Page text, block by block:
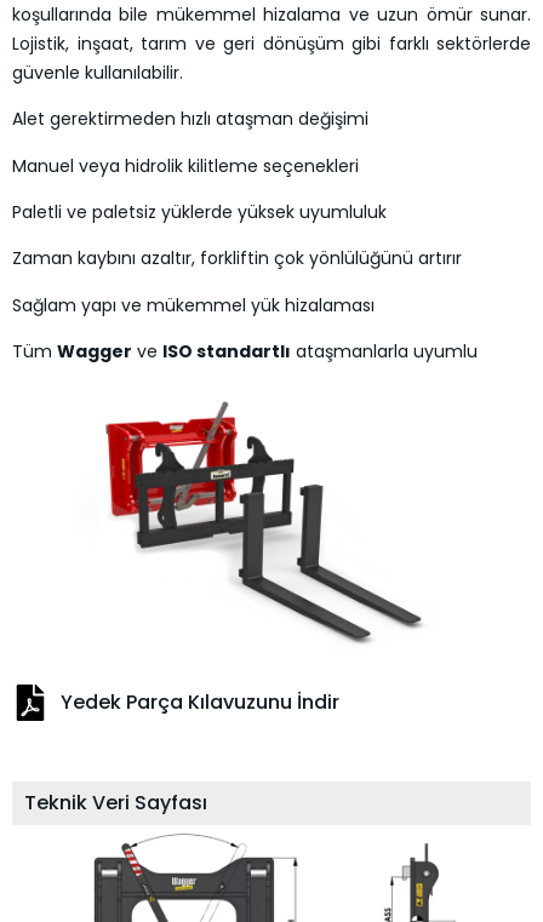
koşullarında bile mükemmel hizalama ve uzun ömür sunar.
Lojistik, inşaat, tarım ve geri dönüşüm gibi farklı sektörlerde
güvenle kullanılabilir.
Alet gerektirmeden hızlı ataşman değişimi
Manuel veya hidrolik kilitleme seçenekleri
Paletli ve paletsiz yüklerde yüksek uyumluluk
Zaman kaybını azaltır, forkliftin çok yönlülüğünü artırır
Sağlam yapı ve mükemmel yük hizalaması
Tüm Wagger ve ISO standartlı ataşmanlarla uyumlu
Yedek Parça Kılavuzunu İndir
Teknik Veri Sayfası